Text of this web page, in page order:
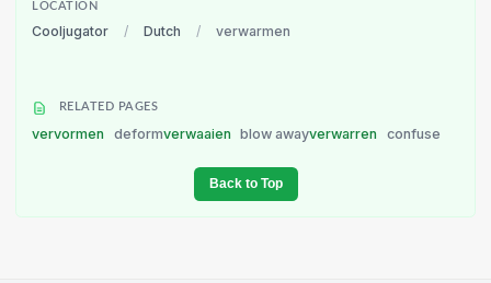
LOCATION
Cooljugator / Dutch / verwarmen
RELATED PAGES
vervormen deformverwaaien blow awayverwarren confuse
Back to Top